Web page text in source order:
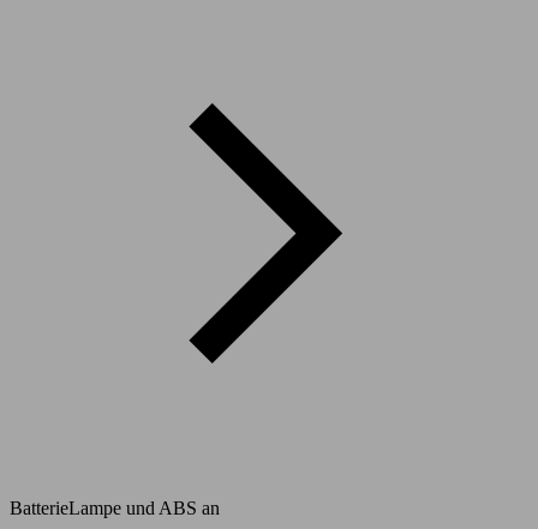
BatterieLampe und ABS an